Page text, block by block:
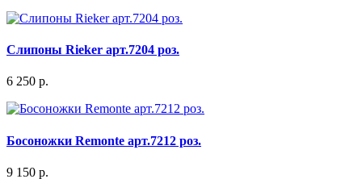
Слипоны Rieker арт.7204 роз.
6 250 р.
Босоножки Remonte арт.7212 роз.
9 150 р.